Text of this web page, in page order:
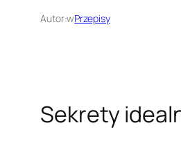
Autor:wPrzepisy
Sekrety